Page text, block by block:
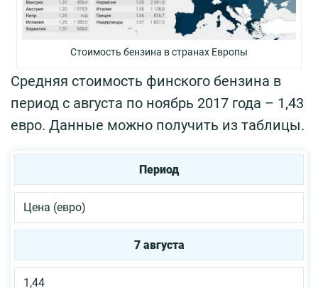
Стоимость бензина в странах Европы
Средняя стоимость финского бензина в
период с августа по ноябрь 2017 года – 1,43
евро. Данные можно получить из таблицы.
Период
Цена (евро)
7 августа
1,44